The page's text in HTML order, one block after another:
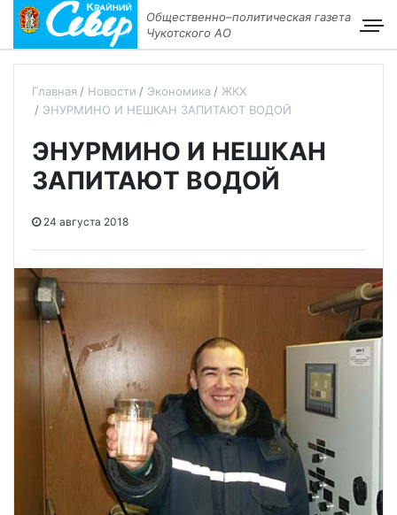
Общественно–политическая газета
Чукотского АО
Главная Новости Экономика
ЖКХ
ЭНУРМИНО И НЕШКАН ЗАПИТАЮТ ВОДОЙ
ЭНУРМИНО И НЕШКАН
ЗАПИТАЮТ ВОДОЙ
24 августа 2018